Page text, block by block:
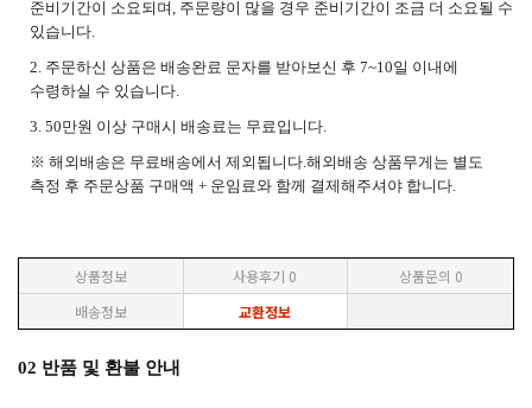
준비기간이 소요되며, 주문량이 많을 경우 준비기간이 조금 더 소요될 수
있습니다.
2. 주문하신 상품은 배송완료 문자를 받아보신 후 7~10일 이내에
수령하실 수 있습니다.
3. 50만원 이상 구매시 배송료는 무료입니다.
※ 해외배송은 무료배송에서 제외됩니다.해외배송 상품무게는 별도
측정 후 주문상품 구매액 + 운임료와 함께 결제해주셔야 합니다.
상품정보 사용후기 0 상품문의 0
배송정보
교환정보
02 반품 및 환불 안내